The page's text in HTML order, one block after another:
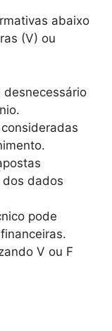
abaixo
(V) ou
desnecessário
dos dados
pode
V ou F